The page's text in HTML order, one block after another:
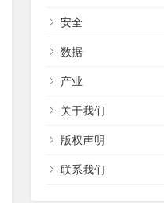
安全
数据
产业
关于我们
版权声明
联系我们